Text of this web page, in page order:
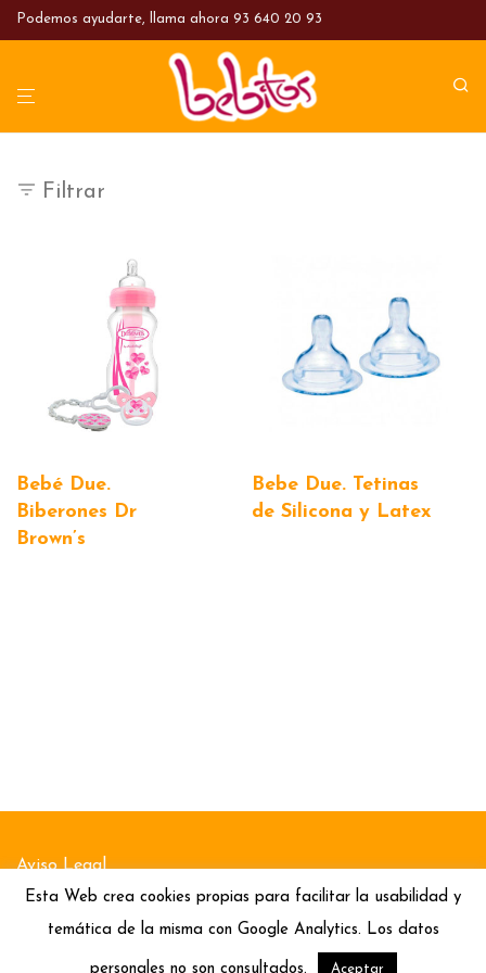
Podemos ayudarte, llama ahora 93 640 20 93
Filtrar
Bebé Due.
Biberones Dr
Brown’s
Bebe Due. Tetinas
de Silicona y Latex
Aviso Legal
Esta Web crea cookies propias para facilitar la usabilidad y
temática de la misma con Google Analytics. Los datos
personales no son consultados. Aceptar